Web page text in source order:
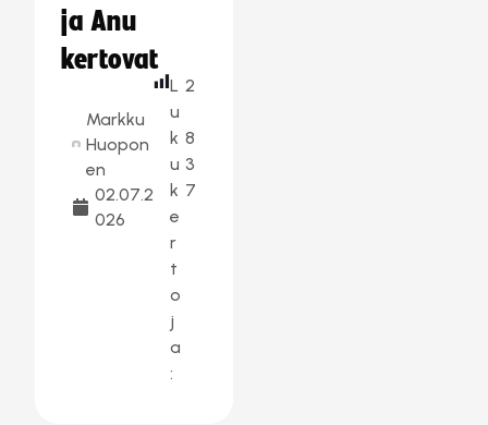
ja Anu
kertovat
Markku
Huopon
en
02.07.2
026
L
u
k
u
k
e
r
t
o
j
a
:
2
8
3
7